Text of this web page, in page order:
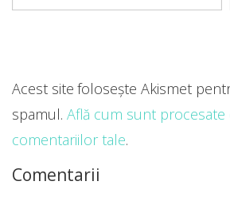
Comentarii
Acest site folosește Akismet
spamul. Află cum sunt procesate
comentariilor tale.